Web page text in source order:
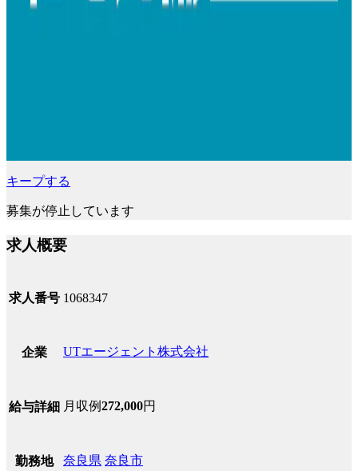
キープする
募集が停止しています
求人概要
求人番号 1068347
企業 UTエージェント株式会社
給与詳細 月収例272,000円
勤務地 奈良県 奈良市